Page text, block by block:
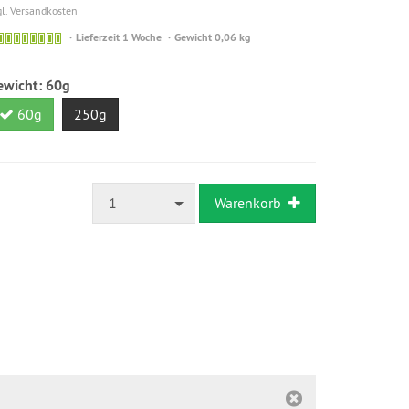
Versandkosten
Sofort
Stückzahl
Lieferzeit 1 Woche Gewicht 0,06 kg
60g
60g 250g
1 Warenkorb